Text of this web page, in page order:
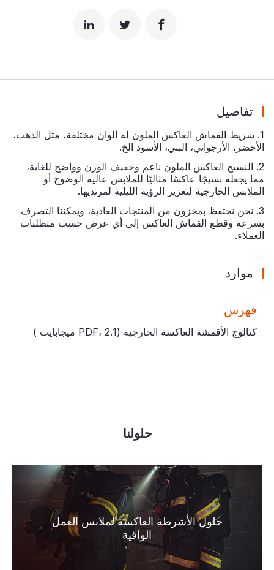
تفاصيل
1. شريط القماش العاكس الملون له ألوان مختلفة، مثل الذهب،
الأخضر، الأرجواني، البني، الأسود الخ.
2. النسيج العاكس الملون ناعم وخفيف الوزن وواضح للغاية،
مما يجعله نسيجًا عاكسًا مثاليًا للملابس عالية الوضوح أو
الملابس الخارجية لتعزيز الرؤية الليلية لمرتديها.
3. نحن نحتفظ بمخزون من المنتجات العادية، ويمكننا التصرف
بسرعة وقطع القماش العاكس إلى أي عرض حسب متطلبات
العملاء.
موارد
فهرس
كتالوج الأقمشة العاكسة الخارجية (PDF،2.1 ميجابايت )
حلولنا
حلول الأشرطة العاكسة لملابس العمل
الواقية